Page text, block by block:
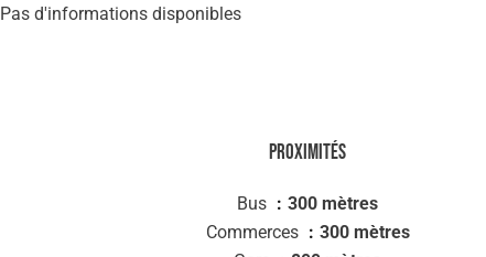
Pas d'informations disponibles
Proximités
Bus
300 mètres
Commerces
300 mètres